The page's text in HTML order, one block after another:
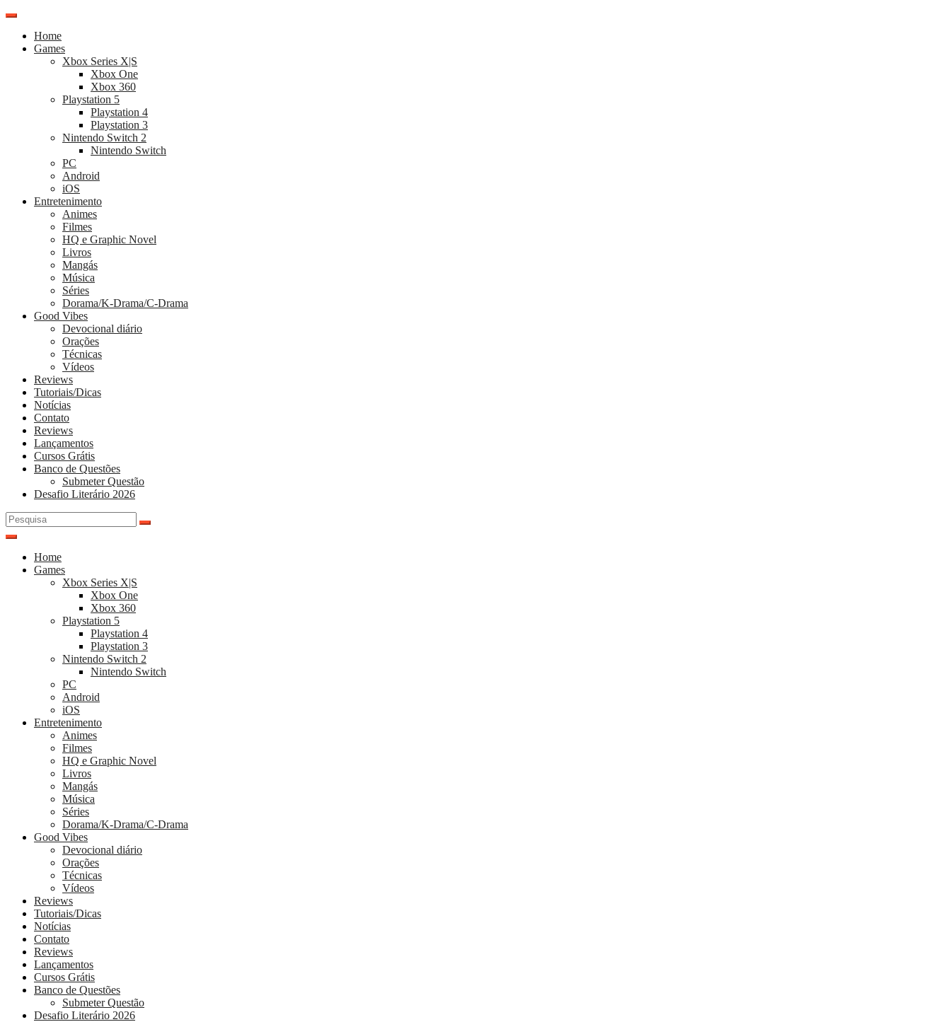
Pular
conteúdo
Home
Games
Xbox Series X|S
Xbox One
Xbox 360
Playstation 5
Playstation 4
Playstation 3
Nintendo Switch 2
Nintendo Switch
PC
Android
iOS
Entretenimento
Animes
Filmes
HQ e Graphic Novel
Livros
Mangás
Música
Séries
Dorama/K-Drama/C-Drama
Good Vibes
Devocional diário
Orações
Técnicas
Vídeos
Reviews
Tutoriais/Dicas
Notícias
Contato
Reviews
Lançamentos
Cursos Grátis
Banco de Questões
Submeter Questão
Desafio Literário 2026
Pesquisar
por:
Home
Games
Xbox Series X|S
Xbox One
Xbox 360
Playstation 5
Playstation 4
Playstation 3
Nintendo Switch 2
Nintendo Switch
PC
Android
iOS
Entretenimento
Animes
Filmes
HQ e Graphic Novel
Livros
Mangás
Música
Séries
Dorama/K-Drama/C-Drama
Good Vibes
Devocional diário
Orações
Técnicas
Vídeos
Reviews
Tutoriais/Dicas
Notícias
Contato
Reviews
Lançamentos
Cursos Grátis
Banco de Questões
Submeter Questão
Desafio Literário 2026